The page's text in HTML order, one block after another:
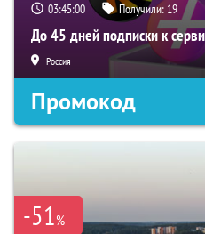
03:44:59 Получили: 19
До 45 дней подписки к
Россия
Промокод
-51%